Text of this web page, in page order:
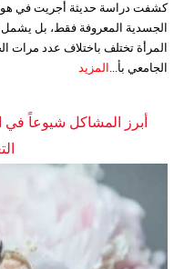
كشفت دراسة حديثة أجريت في
الجسدية المعروفة فقط، بل
المرأة تختلف باختلاف عدد مرات
الجامعي بأ... المزيد
أبرز المشاكل شيوعاً في